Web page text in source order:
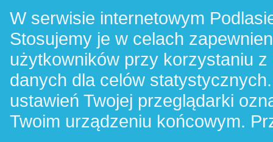
W serwisie internetowym
Stosujemy je w celach
użytkowników przy korzystaniu
danych dla celów
ustawień Twojej przeglądarki
Twoim urządzeniu końcowym.